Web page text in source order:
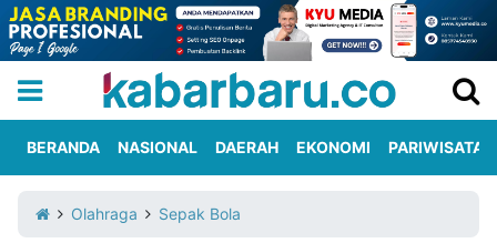
Iklan
Berita
Kami
BERANDA NASIONAL DAERAH EKONOMI PARIWISATA
Olahraga Sepak Bola